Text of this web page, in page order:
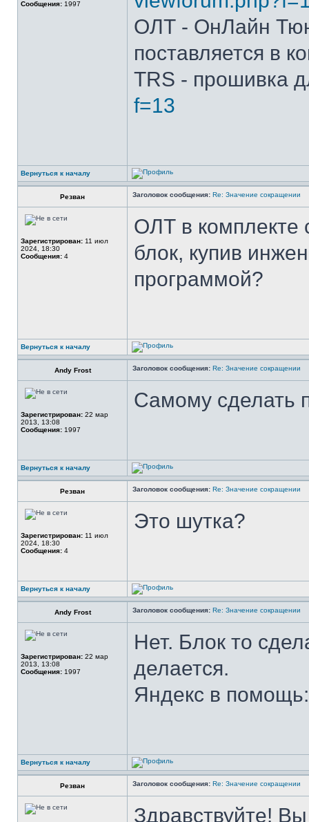
Сообщения: 1997
ОЛТ - ОнЛайн
поставляется в
TRS - прошивка
f=13
Вернуться к началу
Резван Заголовок сообщения: Re: Значение сокращении
Зарегистрирован: 11 июл
2024, 18:30
Сообщения: 4
ОЛТ в комплекте
блок, купив
программой?
Вернуться к началу
Andy Frost Заголовок сообщения: Re: Значение сокращении
Зарегистрирован: 22 мар
2013, 13:08
Сообщения: 1997
Самому сделать
Вернуться к началу
Резван Заголовок сообщения: Re: Значение сокращении
Зарегистрирован: 11 июл
2024, 18:30
Сообщения: 4
Это шутка?
Вернуться к началу
Andy Frost Заголовок сообщения: Re: Значение сокращении
Зарегистрирован: 22 мар
2013, 13:08
Сообщения: 1997
Нет. Блок то
делается.
Яндекс в
Вернуться к началу
Резван Заголовок сообщения: Re: Значение сокращении
Здравствуйте!